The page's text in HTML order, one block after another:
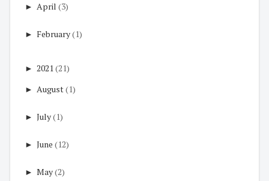
► April (3)
► February(1)
► 2021 (21)
► August(1)
► July(1)
► June (12)
► May(2)